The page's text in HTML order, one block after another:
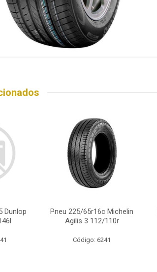
Dunlop
Pneu 225/65r16c Michelin
Agilis 3 112/110r
Código: 6241